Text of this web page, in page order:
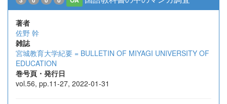
著者
佐野 幹
雑誌
宮城教育大学紀要 = BULLETIN OF MIYAGI UNIVERSITY OF
EDUCATION
巻号頁・発行日
vol.56, pp.11-27, 2022-01-31